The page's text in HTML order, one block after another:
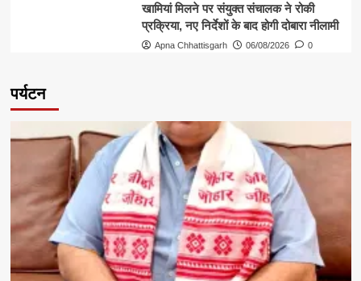
खामियां मिलने पर संयुक्त संचालक ने रोकी
प्रक्रिया, नए निर्देशों के बाद होगी दोबारा नीलामी
Apna Chhattisgarh 06/08/2026 0
पर्यटन